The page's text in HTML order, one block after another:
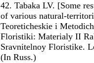
42. Tabaka LV. [Some
of various natural-
Teoreticheskie i
Floristiki: Materialy II
Sravnitelnoy Floristike.
(In Russ.)